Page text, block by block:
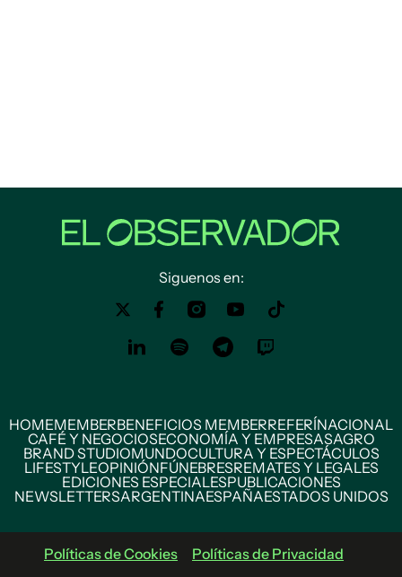
Siguenos en:
HOMEMEMBERBENEFICIOS MEMBERREFERÍNACIONAL
CAFÉ Y NEGOCIOSECONOMÍA Y EMPRESASAGRO
BRAND STUDIOMUNDOCULTURA Y ESPECTÁCULOS
LIFESTYLEOPINIÓNFÚNEBRESREMATES Y LEGALES
EDICIONES ESPECIALESPUBLICACIONES
NEWSLETTERSARGENTINAESPAÑAESTADOS UNIDOS
Políticas de Cookies
Políticas de Privacidad